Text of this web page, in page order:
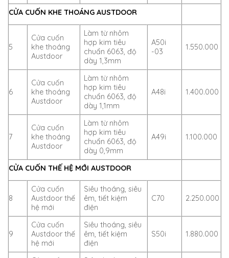
CỬA CUỐN KHE THOÁNG AUSTDOOR
5
Cửa cuốn
khe thoáng
Austdoor
Làm từ nhôm
hợp kim tiêu
chuẩn 6063, độ
dày 1,3mm
A50i
-03
1.550.000
6
Cửa cuốn
khe thoáng
Austdoor
Làm từ nhôm
hợp kim tiêu
chuẩn 6063, độ
dày 1,1mm
A48i 1.400.000
7
Cửa cuốn
khe thoáng
Austdoor
Làm từ nhôm
hợp kim tiêu
chuẩn 6063, độ
dày 0,9mm
A49i 1.100.000
CỬA CUỐN THẾ HỆ MỚI AUSTDOOR
8
Cửa cuốn
Austdoor thế
hệ mới
Siêu thoáng, siêu
êm, tiết kiệm
điện
C70 2.250.000
9
Cửa cuốn
Austdoor thế
hệ mới
Siêu thoáng, siêu
êm, tiết kiệm
điện
S50i 1.880.000